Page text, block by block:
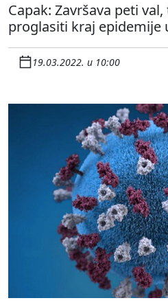
Capak: Završava peti
proglasiti kraj epidemije
19.03.2022. u 10:00